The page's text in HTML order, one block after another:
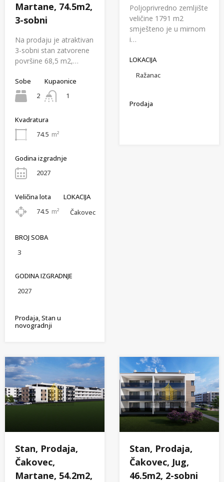
Martane, 74.5m2,
3-sobni
Na prodaju je atraktivan
3-sobni stan zatvorene
površine 68,5 m2,…
Sobe
2
Kupaonice
1
Kvadratura
74.5 m²
Godina izgradnje
2027
Veličina lota
74.5 m²
LOKACIJA
Čakovec
BROJ SOBA
3
GODINA IZGRADNJE
2027
Prodaja, Stan u
novogradnji
Poljoprivredno zemljište
veličine 1791 m2
smješteno je u mirnom
i…
LOKACIJA
Ražanac
Prodaja
Stan, Prodaja,
Čakovec,
Martane, 54.2m2,
Stan, Prodaja,
Čakovec, Jug,
46.5m2, 2-sobni